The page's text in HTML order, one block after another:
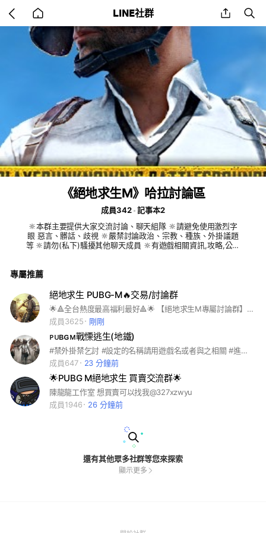
back
to
home
LINE社群 share
《絕地求生M》哈拉討論區
成員342
記事本2
🔆本群主要提供大家交流討論、聊天組隊 🔆請避免使用激烈字
眼 惡言、髒話、歧視 🔆嚴禁討論政治、宗教、種族、外掛議題
等 🔆請勿(私下)騷擾其他聊天成員 🔆有遊戲相關資訊,攻略,公會
專屬推薦
絕地求生 PUBG-M🔥交易/討論群
🌟🔺全台熱度最高福利最好🔺🌟 【絕地求生M專屬討論群】 【高價收購你的帳號】 直接私訊官方賴即可✔️ 【出售各類帳號】 多隻可選✨皆在記事本‼️
成員3625
剛剛
ᴘᴜʙɢᴍ戰慄逃生(地鐵)
#禁外掛禁乞討 #設定的名稱請用遊戲名或者與之相關 #進社群後請發自己的遊戲截圖 #請看完群規
成員647
23 分鐘前
🌟PUBG M絕地求生 買賣交流群🌟
陳龍龍工作室 想買賣可以找我@327xzwyu
成員1946
26 分鐘前
還有其他眾多社群等您來探索
顯示更多